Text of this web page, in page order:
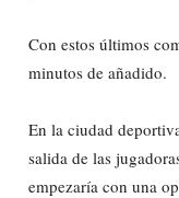
Con estos últimos
minutos de añadido.
En la ciudad
salida de las
empezaría con una